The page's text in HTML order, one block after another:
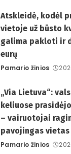
Atskleidė, kodėl
vietoje už būsto
galima pakloti ir
eurų
Posted
Pamario žinios
„Via Lietuva“:
keliuose
– vairuotojai
pavojingas vietas
Posted
Pamario žinios